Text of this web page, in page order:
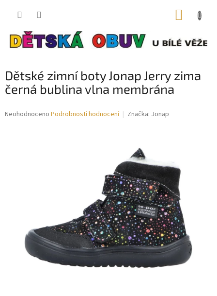
Dětské zimní boty Jonap Jerry zima
černá bublina vlna membrána
Průměrné
Neohodnoceno Podrobnosti hodnocení Značka: Jonap